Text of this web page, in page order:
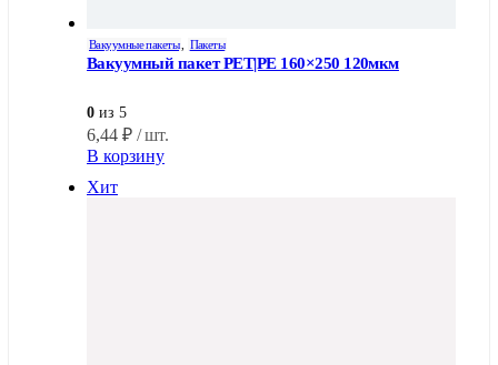
Вакуумные пакеты Пакеты
Вакуумный пакет PET|PE 160×250 120мкм
0 из 5
6,44 ₽ / шт.
В корзину
Хит